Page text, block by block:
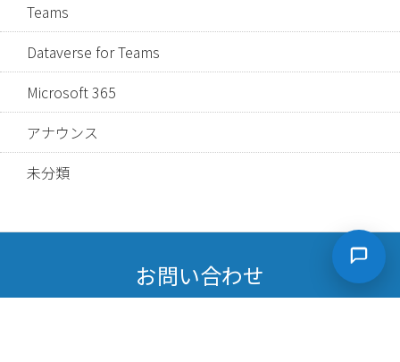
Teams
Dataverse for Teams
Microsoft 365
アナウンス
未分類
お問い合わせ